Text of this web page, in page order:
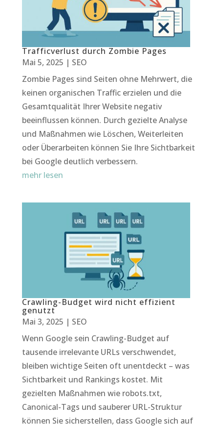
Trafficverlust durch Zombie Pages
Mai 5, 2025 | SEO
Zombie Pages sind Seiten ohne Mehrwert, die
keinen organischen Traffic erzielen und die
Gesamtqualität Ihrer Website negativ
beeinflussen können. Durch gezielte Analyse
und Maßnahmen wie Löschen, Weiterleiten
oder Überarbeiten können Sie Ihre Sichtbarkeit
bei Google deutlich verbessern.
mehr lesen
Crawling-Budget wird nicht effizient
genutzt
Mai 3, 2025 | SEO
Wenn Google sein Crawling-Budget auf
tausende irrelevante URLs verschwendet,
bleiben wichtige Seiten oft unentdeckt – was
Sichtbarkeit und Rankings kostet. Mit
gezielten Maßnahmen wie robots.txt,
Canonical-Tags und sauberer URL-Struktur
können Sie sicherstellen, dass Google sich auf